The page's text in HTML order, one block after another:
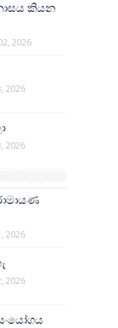
කියන
2026
2026
2026
2026
2026